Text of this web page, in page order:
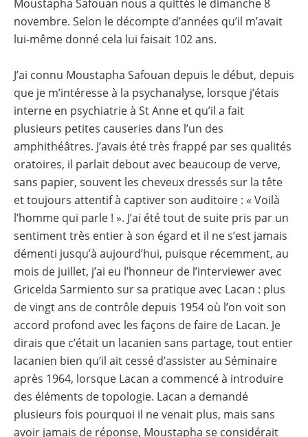
Moustapha Safouan nous a quittés le dimanche 8
novembre. Selon le décompte d’années qu’il m’avait
lui-même donné cela lui faisait 102 ans.
J’ai connu Moustapha Safouan depuis le début, depuis
que je m’intéresse à la psychanalyse, lorsque j’étais
interne en psychiatrie à St Anne et qu’il a fait
plusieurs petites causeries dans l’un des
amphithéâtres. J’avais été très frappé par ses qualités
oratoires, il parlait debout avec beaucoup de verve,
sans papier, souvent les cheveux dressés sur la tête
et toujours attentif à captiver son auditoire : « Voilà
l’homme qui parle ! ». J’ai été tout de suite pris par un
sentiment très entier à son égard et il ne s’est jamais
démenti jusqu’à aujourd’hui, puisque récemment, au
mois de juillet, j’ai eu l’honneur de l’interviewer avec
Gricelda Sarmiento sur sa pratique avec Lacan : plus
de vingt ans de contrôle depuis 1954 où l’on voit son
accord profond avec les façons de faire de Lacan. Je
dirais que c’était un lacanien sans partage, tout entier
lacanien bien qu’il ait cessé d’assister au Séminaire
après 1964, lorsque Lacan a commencé à introduire
des éléments de topologie. Lacan a demandé
plusieurs fois pourquoi il ne venait plus, mais sans
avoir jamais de réponse, Moustapha se considérait